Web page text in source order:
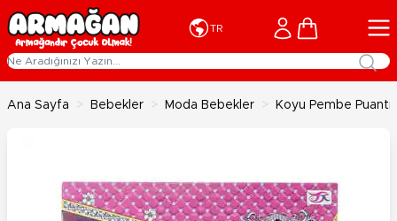
İçeriğe geç
TR Cart
Ana Sayfa > Bebekler > Moda Bebekler > Koyu Pembe